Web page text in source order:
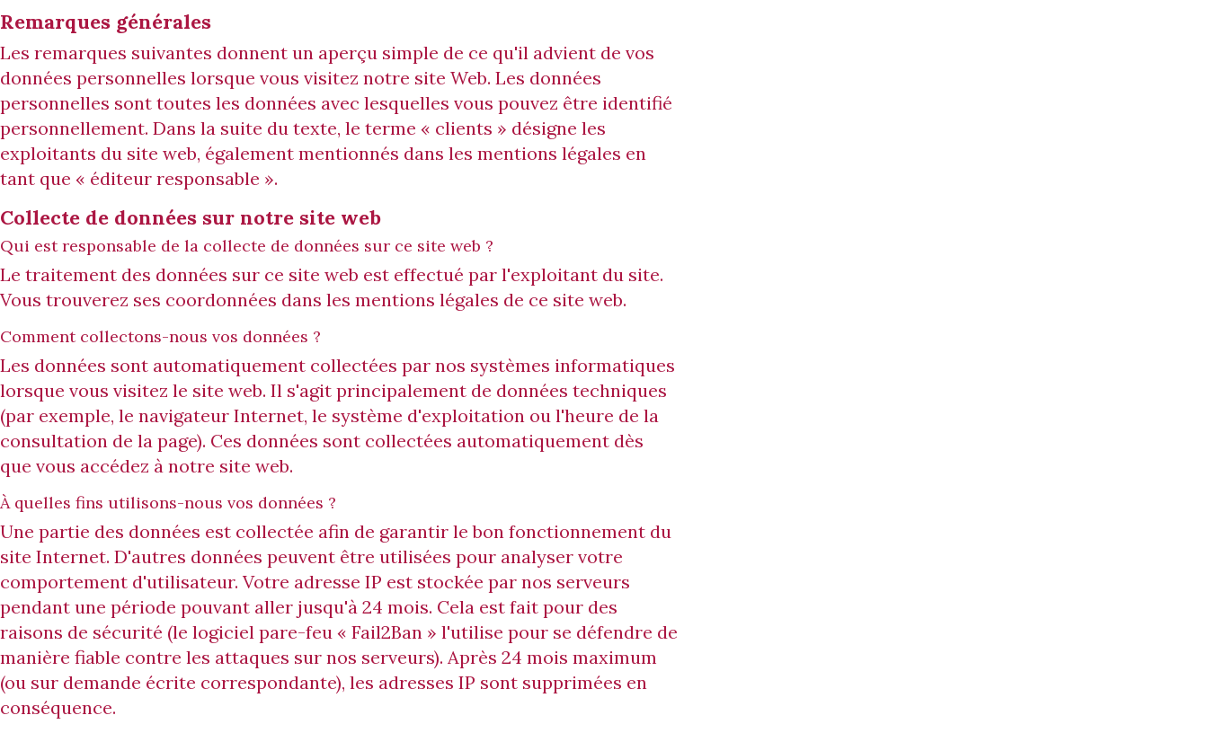
Remarques générales
Les remarques suivantes donnent un aperçu simple de ce qu'il advient de vos
données personnelles lorsque vous visitez notre site Web. Les données
personnelles sont toutes les données avec lesquelles vous pouvez être identifié
personnellement. Dans la suite du texte, le terme « clients » désigne les
exploitants du site web, également mentionnés dans les mentions légales en
tant que « éditeur responsable ».
Collecte de données sur notre site web
Qui est responsable de la collecte de données sur ce site web ?
Le traitement des données sur ce site web est effectué par l'exploitant du site.
Vous trouverez ses coordonnées dans les mentions légales de ce site web.
Comment collectons-nous vos données ?
Les données sont automatiquement collectées par nos systèmes informatiques
lorsque vous visitez le site web. Il s'agit principalement de données techniques
(par exemple, le navigateur Internet, le système d'exploitation ou l'heure de la
consultation de la page). Ces données sont collectées automatiquement dès
que vous accédez à notre site web.
À quelles fins utilisons-nous vos données ?
Une partie des données est collectée afin de garantir le bon fonctionnement du
site Internet. D'autres données peuvent être utilisées pour analyser votre
comportement d'utilisateur. Votre adresse IP est stockée par nos serveurs
pendant une période pouvant aller jusqu'à 24 mois. Cela est fait pour des
raisons de sécurité (le logiciel pare-feu « Fail2Ban » l'utilise pour se défendre de
manière fiable contre les attaques sur nos serveurs). Après 24 mois maximum
(ou sur demande écrite correspondante), les adresses IP sont supprimées en
conséquence.